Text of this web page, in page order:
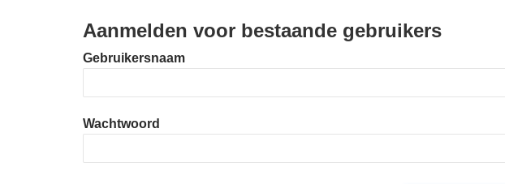
Aanmelden voor bestaande gebruikers
Gebruikersnaam
Wachtwoord